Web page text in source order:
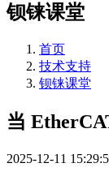
钡铼课堂
首页
技术支持
钡铼课堂
当
2025-12-11